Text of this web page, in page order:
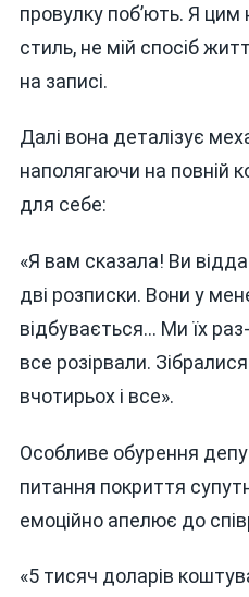
провулку поб’ють. Я
стиль, не мій спосіб
на записі.
Далі вона деталізує
наполягаючи на повній
для себе:
«Я вам сказала! Ви
дві розписки. Вони у
відбувається… Ми їх
все розірвали.
вчотирьох і все».
Особливе обурення
питання покриття
емоційно апелює до
«5 тисяч доларів